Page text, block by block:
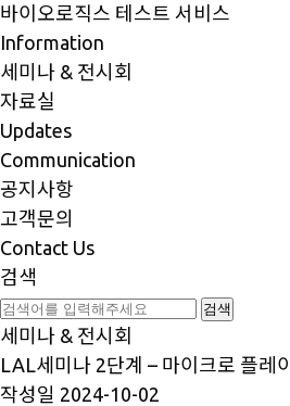
바이오로직스 테스트 서비스
Information
세미나 & 전시회
자료실
Updates
Communication
공지사항
고객문의
Contact Us
검색
세미나 & 전시회
LAL세미나 2단계 – 마이크로 플레
작성일 2024-10-02